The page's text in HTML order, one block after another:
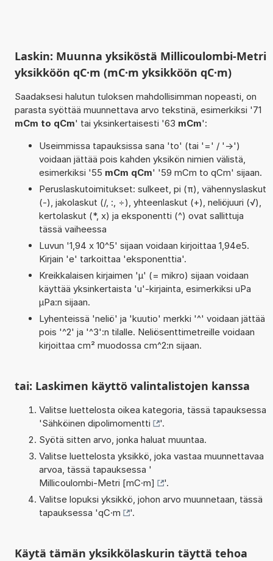
Laskin: Muunna yksiköstä Millicoulombi-Metri
yksikköön qC·m (mC·m yksikköön qC·m)
Saadaksesi halutun tuloksen mahdollisimman nopeasti, on
parasta syöttää muunnettava arvo tekstinä, esimerkiksi '71
mCm to qCm' tai yksinkertaisesti '63 mCm':
Useimmissa tapauksissa sana 'to' (tai '=' / '->')
voidaan jättää pois kahden yksikön nimien välistä,
esimerkiksi '55 mCm qCm' '59 mCm to qCm' sijaan.
Peruslaskutoimitukset: sulkeet, pi (π), vähennyslaskut
(-), jakolaskut (/, :, ÷), yhteenlaskut (+), neliöjuuri (√),
kertolaskut (*, x) ja eksponentti (^) ovat sallittuja
tässä vaiheessa
Luvun '1,94 x 10^5' sijaan voidaan kirjoittaa 1,94e5.
Kirjain 'e' tarkoittaa 'eksponenttia'.
Kreikkalaisen kirjaimen 'µ' (= mikro) sijaan voidaan
käyttää yksinkertaista 'u'-kirjainta, esimerkiksi uPa
µPa:n sijaan.
Lyhenteissä 'neliö' ja 'kuutio' merkki '^' voidaan jättää
pois '^2' ja '^3':n tilalle. Neliösenttimetreille voidaan
kirjoittaa cm² muodossa cm^2:n sijaan.
tai: Laskimen käyttö valintalistojen kanssa
Valitse luettelosta oikea kategoria, tässä tapauksessa
'Sähköinen dipolimomentti
'.
Syötä sitten arvo, jonka haluat muuntaa.
Valitse luettelosta yksikkö, joka vastaa muunnettavaa
arvoa, tässä tapauksessa '
Millicoulombi-Metri [mC·m]
'.
Valitse lopuksi yksikkö, johon arvo muunnetaan, tässä
tapauksessa 'qC·m '.
Käytä tämän yksikkölaskurin täyttä tehoa